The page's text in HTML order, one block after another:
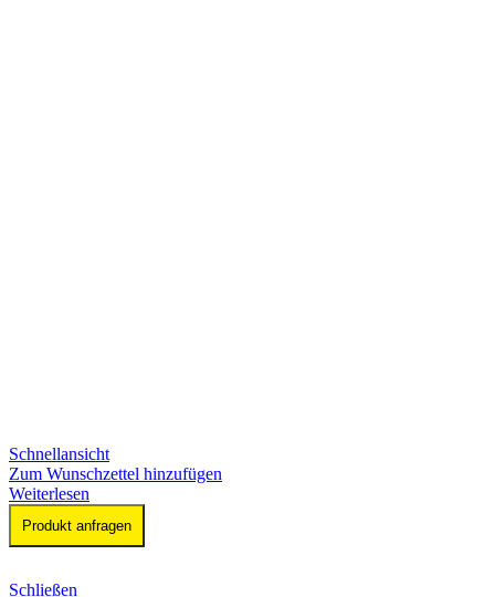
Schnellansicht
Zum Wunschzettel hinzufügen
Weiterlesen
Produkt anfragen
Schließen